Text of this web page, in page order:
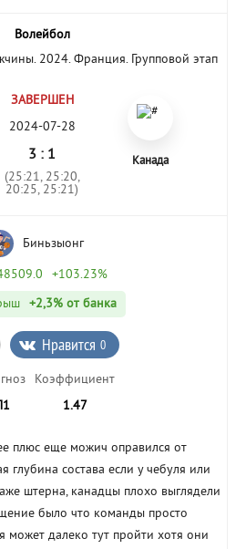
Волейбол
2024. Франция. Групповой этап
ЗАВЕРШЕН
2024-07-28
3 : 1
(25:21, 25:20,
20:25, 25:21)
Канада
Биньзыонг
+103.23%
+2,3% от банка
Нравится 0
Коэффициент
1.47
плюс еще можич оправился от
глубина состава если у чебуля или
штерна, канадцы плохо выглядели
было что команды просто
может далеко тут пройти хотя они